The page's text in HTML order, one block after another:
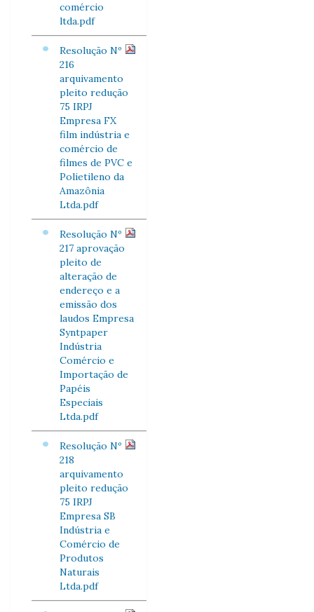
comércio
ltda.pdf
Resolução Nº
216
arquivamento
pleito redução
75 IRPJ
Empresa FX
film indústria e
comércio de
filmes de PVC e
Polietileno da
Amazônia
Ltda.pdf
Resolução Nº
217 aprovação
pleito de
alteração de
endereço e a
emissão dos
laudos Empresa
Syntpaper
Indústria
Comércio e
Importação de
Papéis
Especiais
Ltda.pdf
Resolução Nº
218
arquivamento
pleito redução
75 IRPJ
Empresa SB
Indústria e
Comércio de
Produtos
Naturais
Ltda.pdf